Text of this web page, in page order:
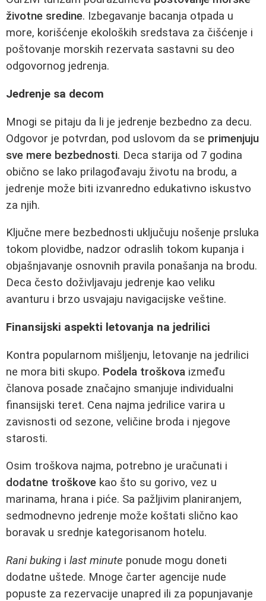
životne sredine. Izbegavanje bacanja otpada u
more, korišćenje ekoloških sredstava za čišćenje i
poštovanje morskih rezervata sastavni su deo
odgovornog jedrenja.
Jedrenje sa decom
Mnogi se pitaju da li je jedrenje bezbedno za decu.
Odgovor je potvrdan, pod uslovom da se primenjuju
sve mere bezbednosti. Deca starija od 7 godina
obično se lako prilagođavaju životu na brodu, a
jedrenje može biti izvanredno edukativno iskustvo
za njih.
Ključne mere bezbednosti uključuju nošenje prsluka
tokom plovidbe, nadzor odraslih tokom kupanja i
objašnjavanje osnovnih pravila ponašanja na brodu.
Deca često doživljavaju jedrenje kao veliku
avanturu i brzo usvajaju navigacijske veštine.
Finansijski aspekti letovanja na jedrilici
Kontra popularnom mišljenju, letovanje na jedrilici
ne mora biti skupo. Podela troškova između
članova posade značajno smanjuje individualni
finansijski teret. Cena najma jedrilice varira u
zavisnosti od sezone, veličine broda i njegove
starosti.
Osim troškova najma, potrebno je uračunati i
dodatne troškove kao što su gorivo, vez u
marinama, hrana i piće. Sa pažljivim planiranjem,
sedmodnevno jedrenje može koštati slično kao
boravak u srednje kategorisanom hotelu.
Rani buking i last minute ponude mogu doneti
dodatne uštede. Mnoge čarter agencije nude
popuste za rezervacije unapred ili za popunjavanje